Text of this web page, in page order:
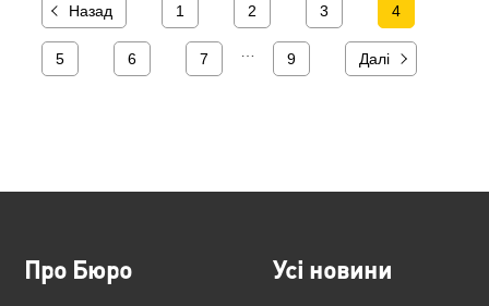
Назад 1 2 3 4
5 6 7 9 Далі
Про Бюро Усі новини